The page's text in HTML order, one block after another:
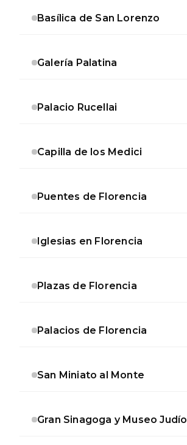
Basílica de San Lorenzo
Galería Palatina
Palacio Rucellai
Capilla de los Medici
Puentes de Florencia
Iglesias en Florencia
Plazas de Florencia
Palacios de Florencia
San Miniato al Monte
Gran Sinagoga y Museo Judío